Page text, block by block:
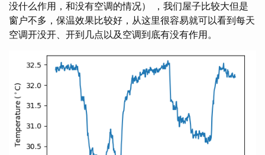
没什么作用，和没有空调的情况） ，我们屋子比较大但是
窗户不多，保温效果比较好，从这里很容易就可以看到每天
空调开没开、开到几点以及空调到底有没有作用。